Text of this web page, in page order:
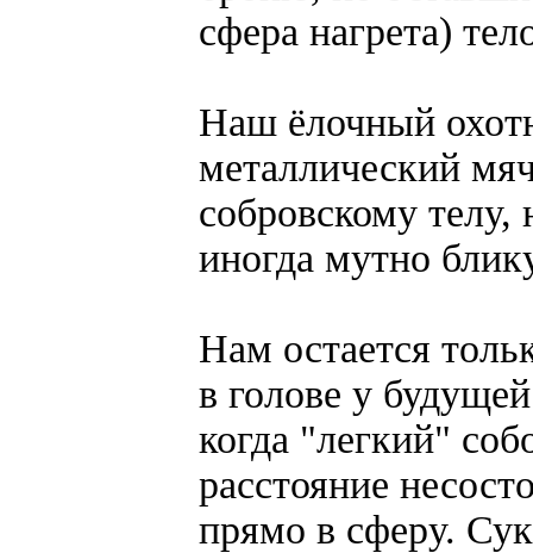
сфера нагрета)
Наш ёлочный
металлический
собровскому
иногда мутно
Нам остается
в голове у
когда "легкий"
расстояние
прямо в сферу.